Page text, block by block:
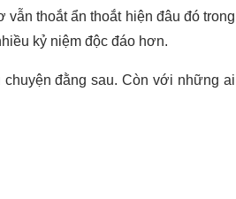
thoắt ẩn thoắt hiện đâu đó trong
kỷ niệm độc đáo hơn.
đằng sau. Còn với những ai